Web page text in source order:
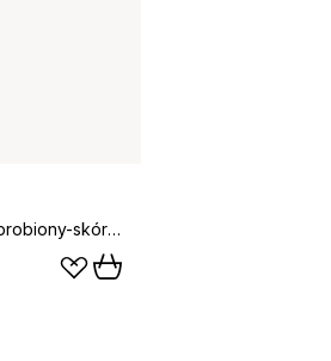
Fotel Ferdinand, Dąb-nieobrobiony-skóra Tärnsjö ciemny brąz